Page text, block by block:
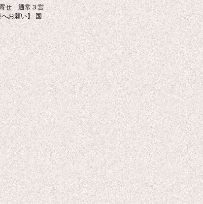
せ 通常３営
お願い】 国